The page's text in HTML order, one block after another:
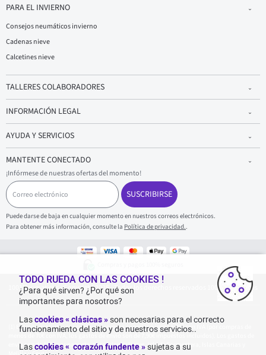
PARA EL INVIERNO
Consejos neumáticos invierno
Cadenas nieve
Calcetines nieve
TALLERES COLABORADORES
INFORMACIÓN LEGAL
AYUDA Y SERVICIOS
MANTENTE CONECTADO
¡Infórmese de nuestras ofertas del momento!
C
o
r
r
e
o
l
SUSCRIBIRSE
Puede darse de baja en cualquier momento en nuestros correos electrónicos.
Para obtener más información, consulte la Política de privacidad..
1001Neumaticos - Copyright 2025 - Todos los derechos reservados 1001Neumaticos
Entrega gratuita: por cualquier compra superior o igual a 70€ con IVA (por compras de
menos de 70€ con IVA, los gastos de envío son de 7,90€ impuestos incluidos). Los gastos de
envío son de 120€ por paquete, para Islas Baleares, Isla de Formentera, Islas Canarias y
TODO RUEDA CON LAS COOKIES !
¿Para qué sirven? ¿Por qué son
importantes para nosotros?
Lascookies « clásicas »son necesarias para el correcto
funcionamiento del sitio y de nuestros servicios..
Lascookies « corazón fundente » sujetas a su